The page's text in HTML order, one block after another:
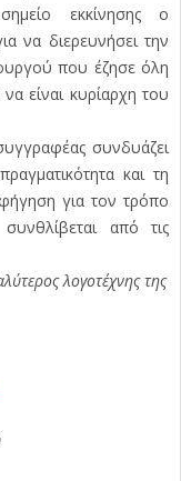
εκκίνησης ο
να διερευνήσει την
που έζησε όλη
είναι κυρίαρχη του
συνδυάζει
και τη
για τον τρόπο
από τις
λογοτέχνης της